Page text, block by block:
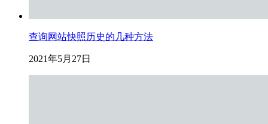
查询网站快照历史的几种方法
2021年5月27日